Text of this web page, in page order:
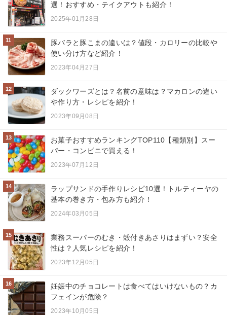
選！おすすめ・テイクアウトも紹介！
2025年01月28日
11
豚バラと豚こまの違いは？値段・カロリーの比較や
使い分け方など紹介！
2023年04月27日
12
ダックワーズとは？名前の意味は？マカロンの違い
や作り方・レシピを紹介！
2023年09月08日
13
お菓子おすすめランキングTOP110【種類別】スー
パー・コンビニで買える！
2023年07月12日
14
ラップサンドの手作りレシピ10選！トルティーヤの
基本の巻き方・包み方も紹介！
2024年03月05日
15
業務スーパーのむき・殻付きあさりはまずい？安全
性は？人気レシピを紹介！
2023年12月05日
16
妊娠中のチョコレートは食べてはいけないもの？カ
フェインが危険？
2023年10月05日